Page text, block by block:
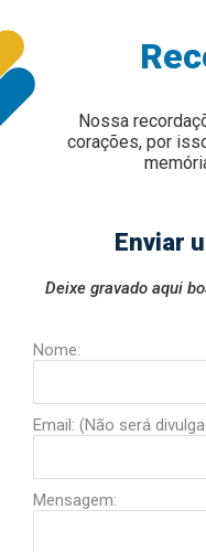
Nossa
corações, por
Enviar
Deixe gravado aqui
Nome:
Email: (Não será
Mensagem: